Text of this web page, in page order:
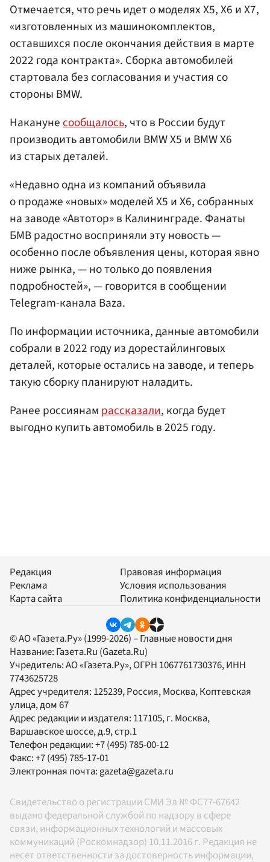
Отмечается, что речь идет о моделях Х5, Х6 и Х7,
«изготовленных из машинокомплектов,
оставшихся после окончания действия в марте
2022 года контракта». Сборка автомобилей
стартовала без согласования и участия со
стороны BMW.
Наканунесообщалось, что в России будут
производить автомобили BMW X5 и BMW X6
из старых деталей.
«Недавно одна из компаний объявила
о продаже «новых» моделей Х5 и Х6, собранных
на заводе «Автотор» в Калининграде. Фанаты
БМВ радостно восприняли эту новость —
особенно после объявления цены, которая явно
ниже рынка, — но только до появления
подробностей», — говорится в сообщении
Telegram-канала Baza.
По информации источника, данные автомобили
собрали в 2022 году из дорестайлинговых
деталей, которые остались на заводе, и теперь
такую сборку планируют наладить.
Ранее россиянам рассказали, когда будет
выгодно купить автомобиль в 2025 году.
Редакция
Реклама
Карта сайта
Правовая информация
Условия использования
Политика конфиденциальности
© АО «Газета.Ру» (1999-2026) – Главные новости дня
Название: Газета.Ru (Gazeta.Ru)
Учредитель:АО «Газета.Ру», ОГРН 1067761730376, ИНН
7743625728
Адрес учредителя: 125239, Россия, Москва, Коптевская
улица, дом 67
Адрес редакции и издателя: 117105, г. Москва,
Варшавское шоссе, д.9, стр.1
Телефон редакции:+7 (495) 785-00-12
Факс:+7 (495) 785-17-01
Электронная почта: gazeta@gazeta.ru
Свидетельство о регистрации СМИ Эл № ФС77-67642
выдано федеральной службой по надзору в сфере
связи, информационных технологий и массовых
коммуникаций (Роскомнадзор) 10.11.2016 г. Редакция не
несет ответственности за достоверность информации,